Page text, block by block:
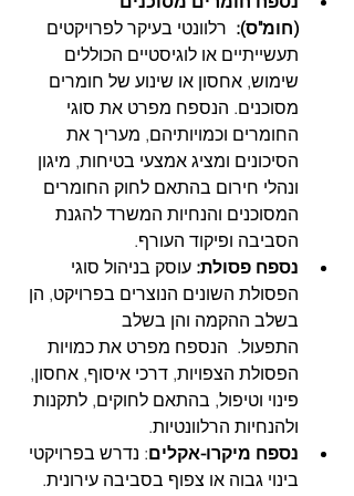
(חומ"ס): רלוונטי בעיקר לפרויקטים
תעשייתיים או לוגיסטיים הכוללים
שימוש, אחסון או שינוע של חומרים
מסוכנים. הנספח מפרט את סוגי
החומרים וכמויותיהם, מעריך את
הסיכונים ומציג אמצעי בטיחות, מיגון
ונהלי חירום בהתאם לחוק החומרים
המסוכנים והנחיות המשרד להגנת
הסביבה ופיקוד העורף.
נספח פסולת: עוסק בניהול סוגי
הפסולת השונים הנוצרים בפרויקט, הן
בשלב ההקמה והן בשלב
התפעול.  הנספח מפרט את כמויות
הפסולת הצפויות, דרכי איסוף, אחסון,
פינוי וטיפול, בהתאם לחוקים, לתקנות
ולהנחיות הרלוונטיות.
נספח מיקרו-אקלים: נדרש בפרויקטי
בינוי גבוה או צפוף בסביבה עירונית.